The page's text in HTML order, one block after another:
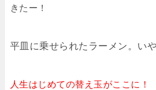
きたー！
平皿に乗せられたラーメン。いや
人生はじめての替え玉がここに！